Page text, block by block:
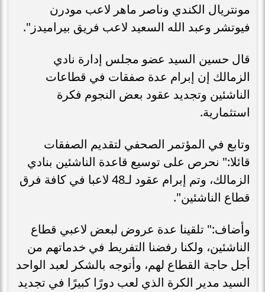
مونتريال الكندي وناصر ماهر لاعب مودرن
فيوتشر وعبد الله السعيد لاعب فريق بيراميدز".
قال حسين السيد عضو مجلس إدارة نادي
الزمالك إن إبرام عدة صفقات في قطاعات
الناشئين وتجديد عقود بعض النجوم فكرة
استثمارية.
وتابع في المؤتمر الصحفي لتقديم الصفقات
قائلا:" نحرص على توسيع قاعدة الناشئين بنادي
الزمالك، وتم إبرام عقود لـ48 لاعبا في كافة فرق
قطاع الناشئين".
وأضاف:" تلقينا عدة عروض لبعض لاعبي قطاع
الناشئين، ولكنا رفضنا التفريط في خدماتهم من
أجل حاجة القطاع لهم، وأتوجه بالشكر لعبد الواحد
السيد مدير الكرة الذي لعب دورًا كبيرًا في تجديد